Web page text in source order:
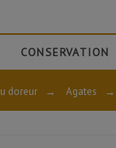
CONSERVATION
doreur → Agates →